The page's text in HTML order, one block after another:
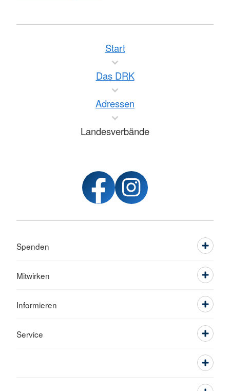
Start
Das DRK
Adressen
Landesverbände
Spenden
Mitwirken
Informieren
Service